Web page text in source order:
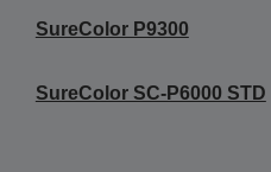
SureColor P9300
SureColor SC-P6000 STD